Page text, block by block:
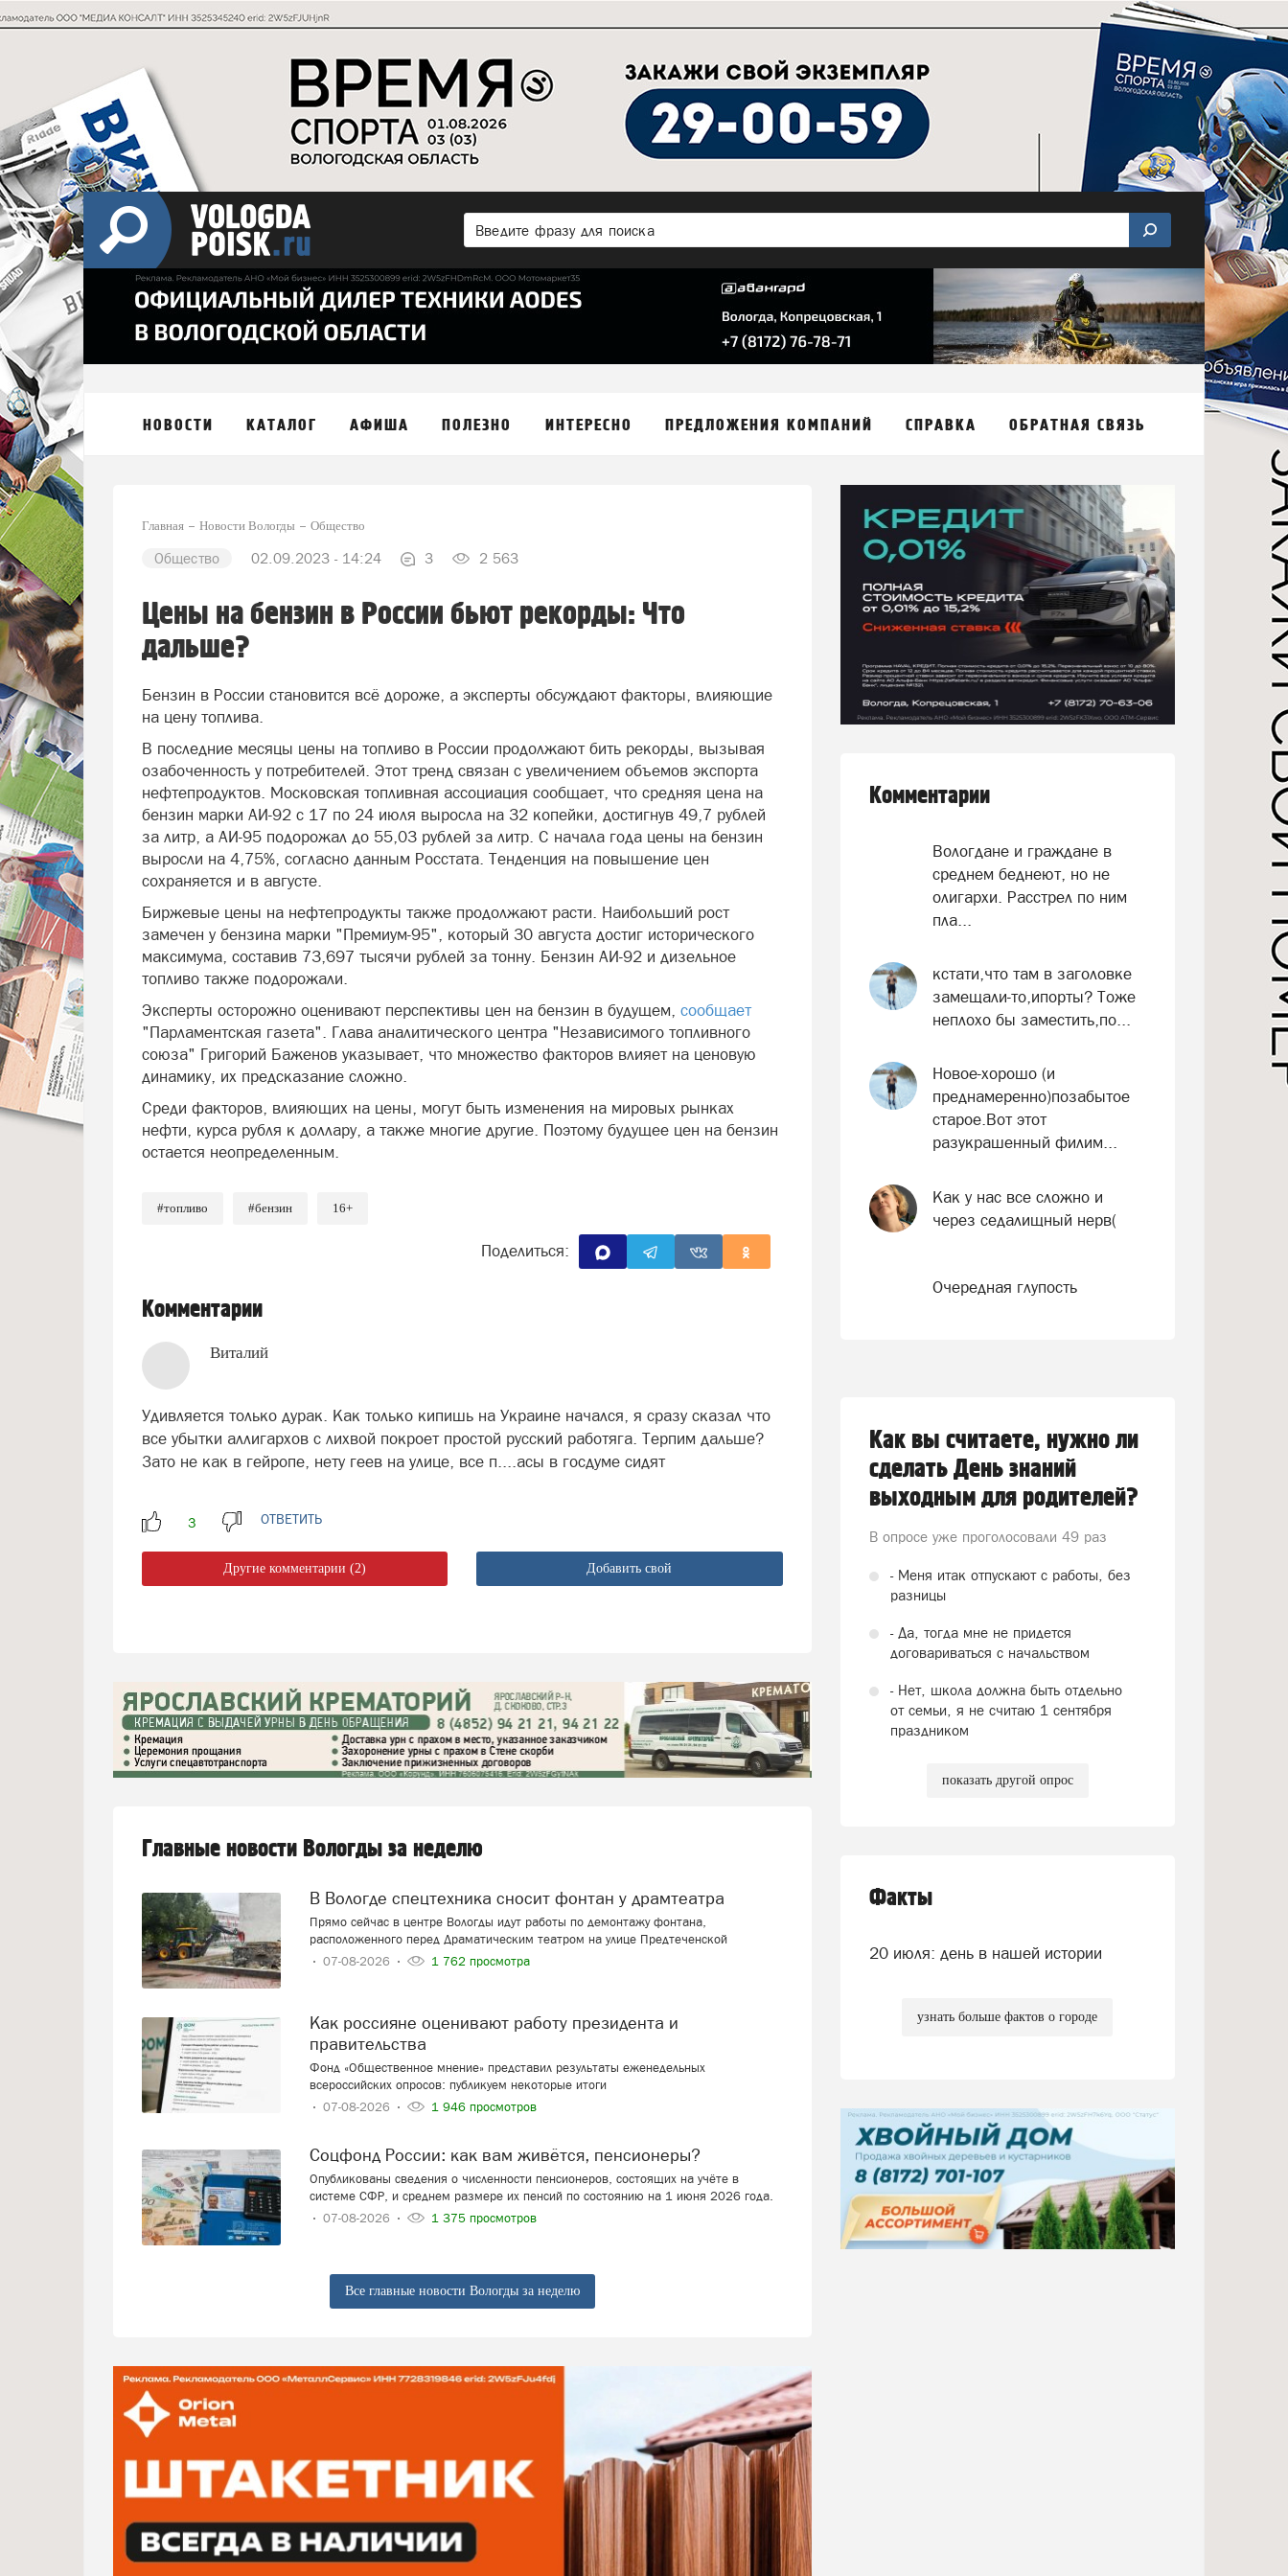
НОВОСТИ КАТАЛОГ АФИША ПОЛЕЗНО ИНТЕРЕСНО ПРЕДЛОЖЕНИЯ КОМПАНИЙ СПРАВКА ОБРАТНАЯ СВЯЗЬ
Главная Новости Вологды Общество
Общество 02.09.2023 - 14:24 3 2 563
Цены на бензин в России бьют рекорды: Что
дальше?
Бензин в России становится всё дороже, а эксперты обсуждают факторы, влияющие
на цену топлива.
В последние месяцы цены на топливо в России продолжают бить рекорды, вызывая
озабоченность у потребителей. Этот тренд связан с увеличением объемов экспорта
нефтепродуктов. Московская топливная ассоциация сообщает, что средняя цена на
бензин марки АИ-92 с 17 по 24 июля выросла на 32 копейки, достигнув 49,7 рублей
за литр, а АИ-95 подорожал до 55,03 рублей за литр. С начала года цены на бензин
выросли на 4,75%, согласно данным Росстата. Тенденция на повышение цен
сохраняется и в августе.
Биржевые цены на нефтепродукты также продолжают расти. Наибольший рост
замечен у бензина марки "Премиум-95", который 30 августа достиг исторического
максимума, составив 73,697 тысячи рублей за тонну. Бензин АИ-92 и дизельное
топливо также подорожали.
Эксперты осторожно оценивают перспективы цен на бензин в будущем, сообщает
"Парламентская газета". Глава аналитического центра "Независимого топливного
союза" Григорий Баженов указывает, что множество факторов влияет на ценовую
динамику, их предсказание сложно.
Среди факторов, влияющих на цены, могут быть изменения на мировых рынках
нефти, курса рубля к доллару, а также многие другие. Поэтому будущее цен на бензин
остается неопределенным.
#топливо #бензин 16+
Поделиться:
Комментарии
Виталий
Удивляется только дурак. Как только кипишь на Украине начался, я сразу сказал что
все убытки аллигархов с лихвой покроет простой русский работяга. Терпим дальше?
Зато не как в гейропе, нету геев на улице, все п....асы в госдуме сидят
ОТВЕТИТЬ
Другие комментарии (2) Добавить свой
Главные новости Вологды за неделю
В Вологде спецтехника сносит фонтан у драмтеатра
Прямо сейчас в центре Вологды идут работы по демонтажу фонтана,
расположенного перед Драматическим театром на улице Предтеченской
07-08-2026
1 762 просмотра
Как россияне оценивают работу президента и
правительства
Фонд «Общественное мнение» представил результаты еженедельных
всероссийских опросов: публикуем некоторые итоги
07-08-2026
1 946 просмотров
Соцфонд России: как вам живётся, пенсионеры?
Опубликованы сведения о численности пенсионеров, состоящих на учёте в
системе СФР, и среднем размере их пенсий по состоянию на 1 июня 2026 года.
07-08-2026
1 375 просмотров
Все главные новости Вологды за неделю
Комментарии
Вологдане и граждане в
среднем беднеют, но не
олигархи. Расстрел по ним
пла...
кстати,что там в заголовке
замещали-то,ипорты? Тоже
неплохо бы заместить,по...
Новое-хорошо (и
преднамеренно)позабытое
старое.Вот этот
разукрашенный филим...
Как у нас все сложно и
через седалищный нерв(
Очередная глупость
Как вы считаете, нужно ли
сделать День знаний
выходным для родителей?
В опросе уже проголосовали 49 раз
- Меня итак отпускают с работы, без
разницы
- Да, тогда мне не придется
договариваться с начальством
- Нет, школа должна быть отдельно
от семьи, я не считаю 1 сентября
праздником
показать другой опрос
Факты
20 июля: день в нашей истории
узнать больше фактов о городе